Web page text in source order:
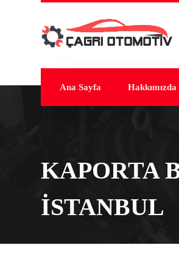
Ana Sayfa Hakkımızda
KAPORTA
ISTANBUL